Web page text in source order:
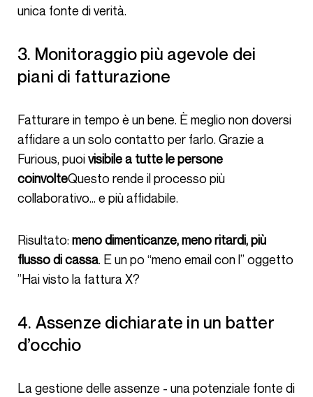
unica fonte di verità.
3. Monitoraggio più agevole dei
piani di fatturazione
Fatturare in tempo è un bene. È meglio non doversi
affidare a un solo contatto per farlo. Grazie a
Furious, puoivisibile a tutte le persone
coinvolteQuesto rende il processo più
collaborativo… e più affidabile.
Risultato: meno dimenticanze, meno ritardi, più
flusso di cassa. E un po “meno email con l” oggetto
”Hai visto la fattura X?
4. Assenze dichiarate in un batter
d’occhio
La gestione delle assenze - una potenziale fonte di